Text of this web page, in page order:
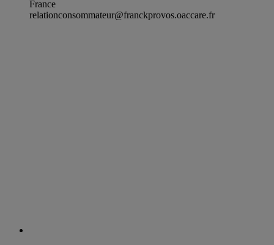
France
relationconsommateur@franckprovos.oaccare.fr